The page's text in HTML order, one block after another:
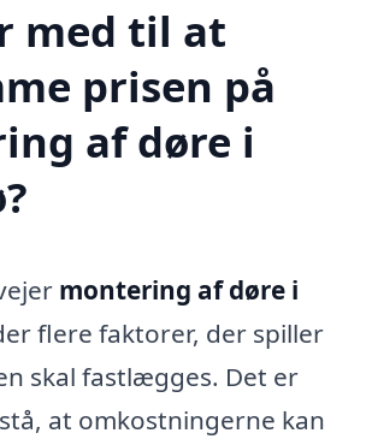
med til at
prisen på
af døre i
montering af døre i
flere faktorer, der spiller
skal fastlægges. Det er
at omkostningerne kan